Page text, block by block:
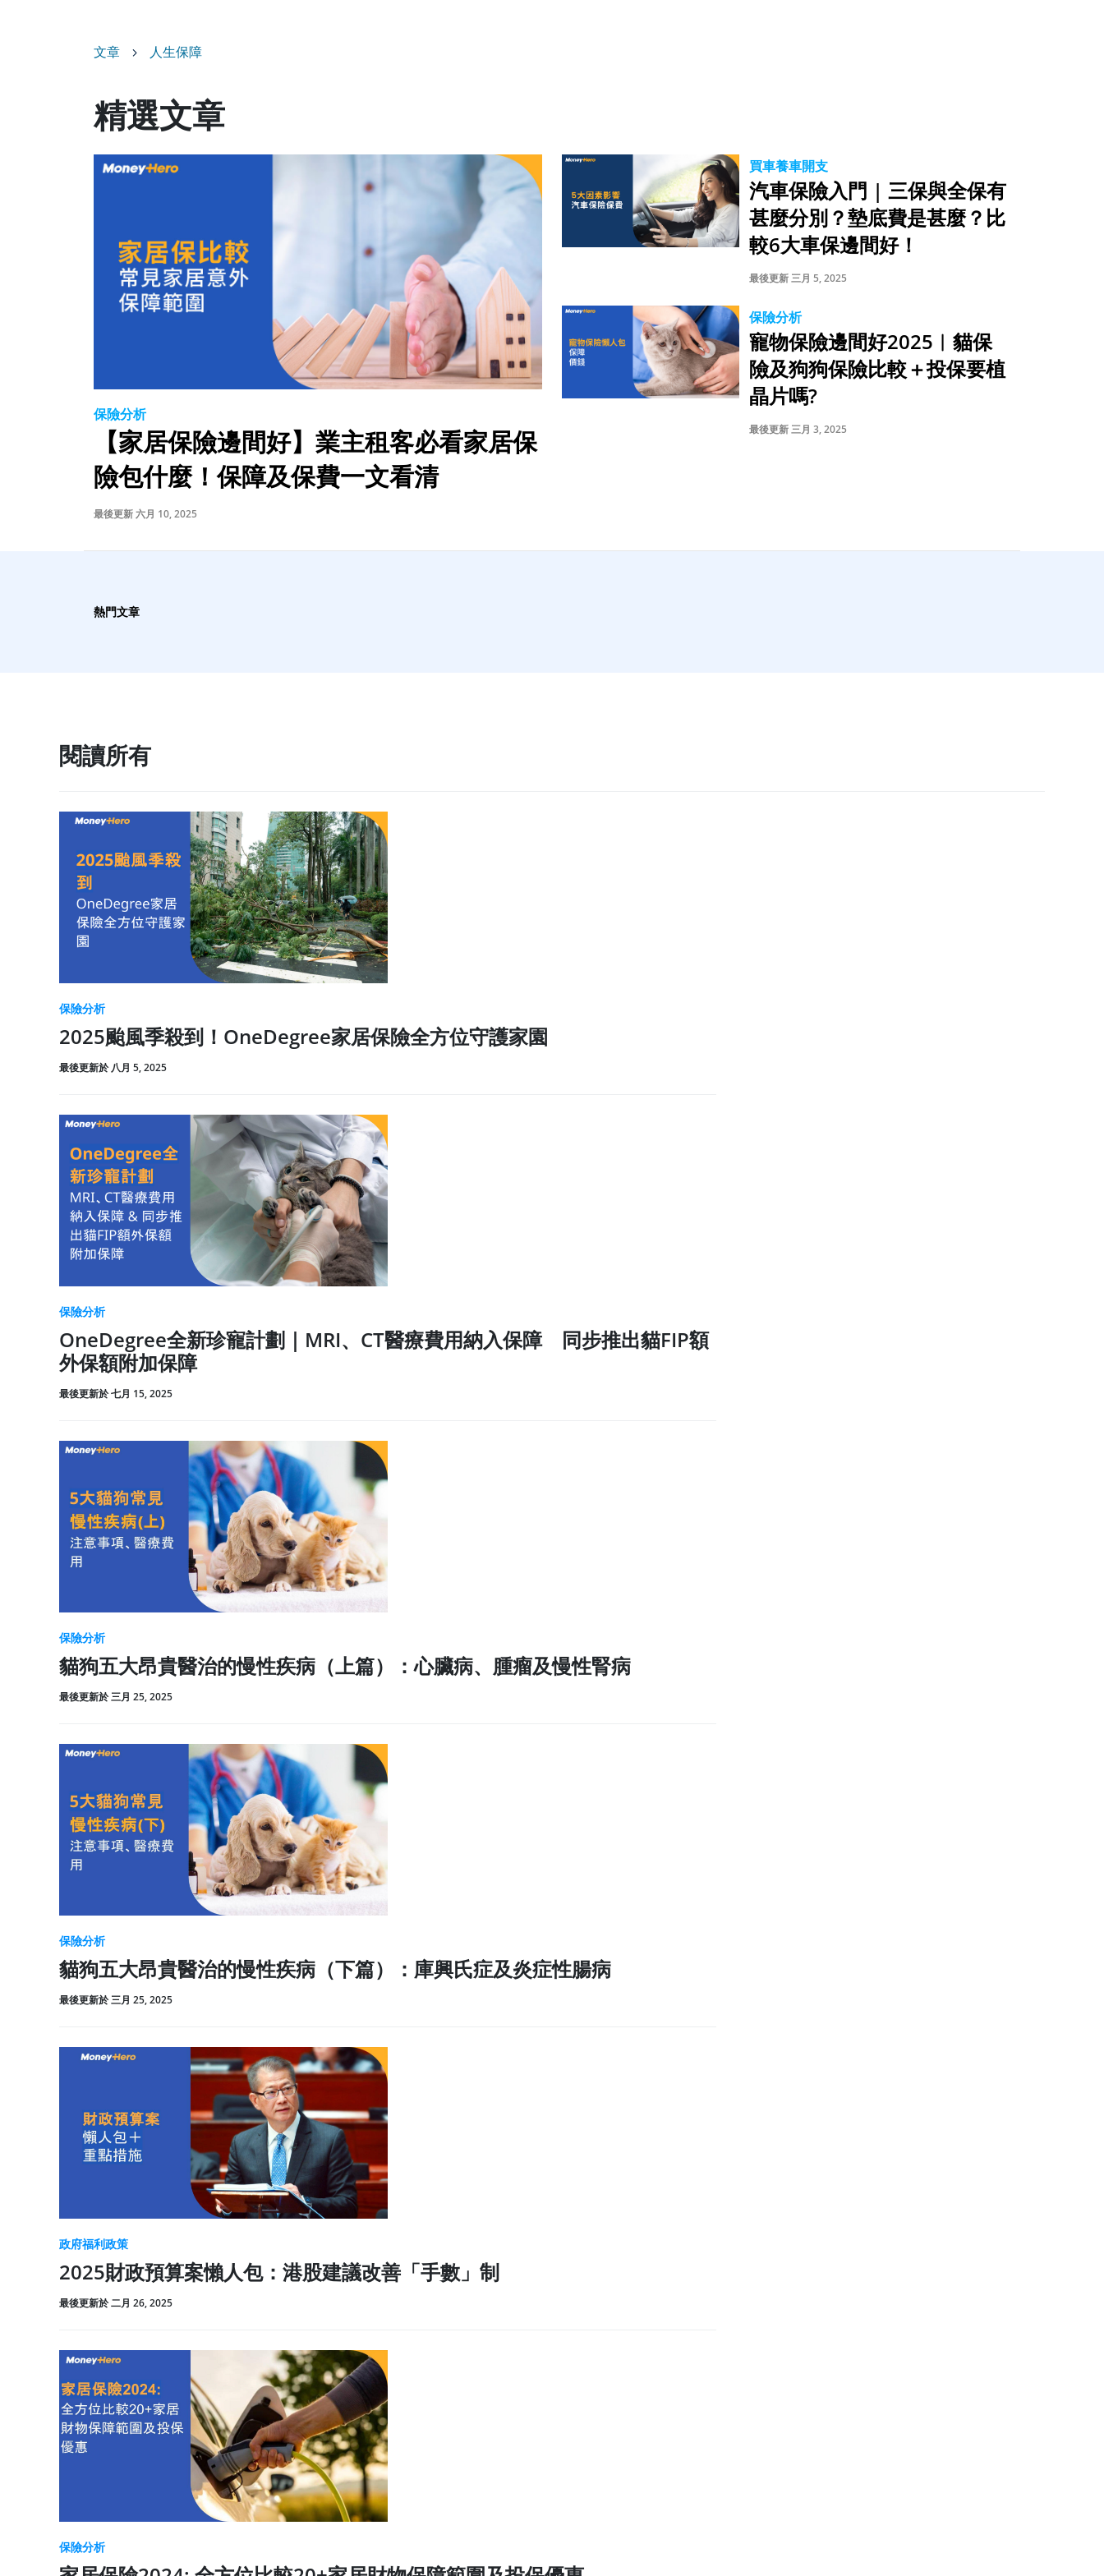
文章 人生保障
精選文章
保險分析
【家居保險邊間好】業主租客必看家居保
險包什麼！保障及保費一文看清
最後更新 六月 10, 2025
買車養車開支
汽車保險入門 | 三保與全保有
甚麼分別？墊底費是甚麼？比
較6大車保邊間好！
最後更新 三月 5, 2025
保險分析
寵物保險邊間好2025︱貓保
險及狗狗保險比較＋投保要植
晶片嗎?
最後更新 三月 3, 2025
熱門文章
閱讀所有
保險分析
2025颱風季殺到！OneDegree家居保險全方位守護家園
最後更新於 八月 5, 2025
保險分析
OneDegree全新珍寵計劃｜MRI、CT醫療費用納入保障 同步推出貓FIP額
外保額附加保障
最後更新於 七月 15, 2025
保險分析
貓狗五大昂貴醫治的慢性疾病（上篇）：心臟病、腫瘤及慢性腎病
最後更新於 三月 25, 2025
保險分析
貓狗五大昂貴醫治的慢性疾病（下篇）：庫興氏症及炎症性腸病
最後更新於 三月 25, 2025
政府福利政策
2025財政預算案懶人包：港股建議改善「手數」制
最後更新於 二月 26, 2025
保險分析